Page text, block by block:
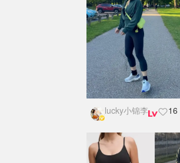
lucky小锦李 16